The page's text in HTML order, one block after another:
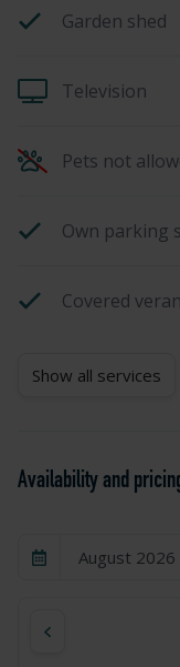
Garden shed
Television
Pets not
Own parking
Covered
Show all services
Availability and